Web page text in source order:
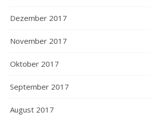
Dezember 2017
November 2017
Oktober 2017
September 2017
August 2017